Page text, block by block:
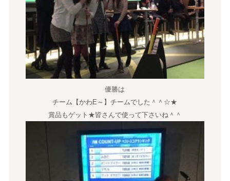
優勝は
チーム【かわE～】チームでした＾＾☆★
賞品もゲット★皆さんで使って下さいね＾＾